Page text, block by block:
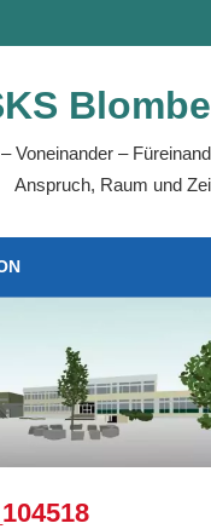
Voneinander –
Anspruch, Raum und